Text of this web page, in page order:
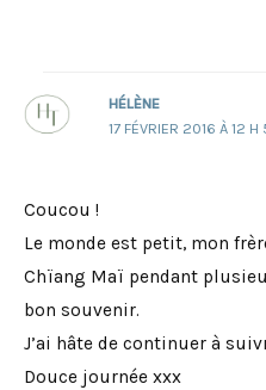
HÉLÈNE
17 FÉVRIER 2016 À 12 H
Coucou !
Le monde est petit, mon
Chïang Maï pendant
bon souvenir.
J’ai hâte de continuer à
Douce journée xxx